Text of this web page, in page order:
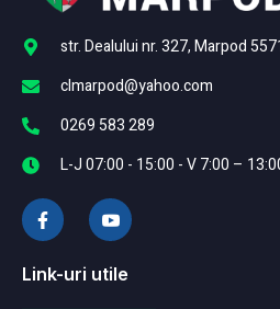
str. Dealului nr. 327, Marpod
clmarpod@yahoo.com
0269 583 289
L-J 07:00 - 15:00 - V 7:00 –
Link-uri utile